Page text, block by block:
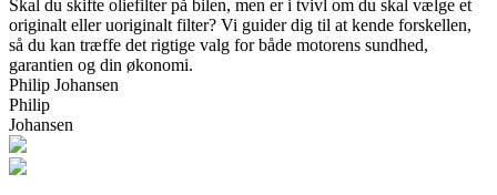
Skal du skifte oliefilter på bilen, men er i tvivl om du skal vælge et
originalt eller uoriginalt filter? Vi guider dig til at kende forskellen,
så du kan træffe det rigtige valg for både motorens sundhed,
garantien og din økonomi.
Philip Johansen
Philip
Johansen